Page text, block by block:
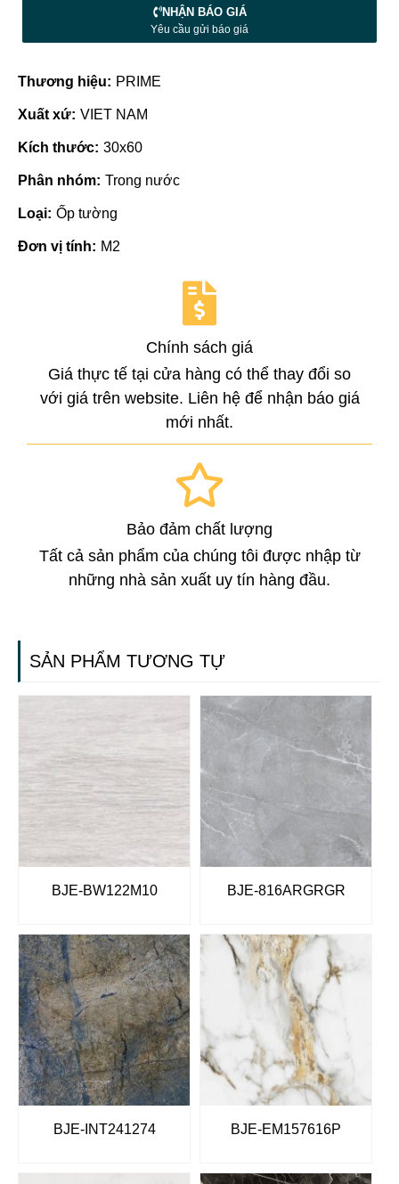
NHẬN BÁO GIÁ
Yêu cầu gửi báo giá
Thương hiệu: PRIME
Xuất xứ: VIET NAM
Kích thước: 30x60
Phân nhóm: Trong nước
Loại: Ốp tường
Đơn vị tính: M2
Chính sách giá
Giá thực tế tại cửa hàng có thể thay đổi so
với giá trên website. Liên hệ để nhận báo giá
mới nhất.
Bảo đảm chất lượng
Tất cả sản phẩm của chúng tôi được nhập từ
những nhà sản xuất uy tín hàng đầu.
SẢN PHẨM TƯƠNG TỰ
BJE-BW122M10 BJE-816ARGRGR
BJE-INT241274 BJE-EM157616P